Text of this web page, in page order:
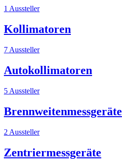
1 Aussteller
Kollimatoren
7 Aussteller
Autokollimatoren
5 Aussteller
Brennweitenmessgeräte
2 Aussteller
Zentriermessgeräte